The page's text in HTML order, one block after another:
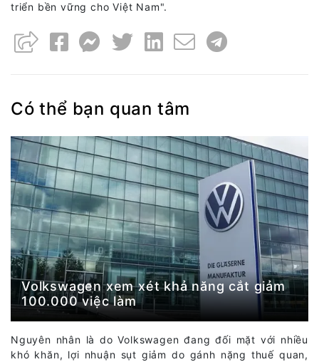
triển bền vững cho Việt Nam".
Có thể bạn quan tâm
Volkswagen xem xét khả năng cắt giảm
100.000 việc làm
Nguyên nhân là do Volkswagen đang đối mặt với nhiều
khó khăn, lợi nhuận sụt giảm do gánh nặng thuế quan,